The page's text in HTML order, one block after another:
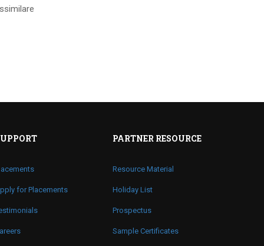
for Placements
PARTNER RESOURCE
Resource Material
Holiday List
Prospectus
Sample Certificates